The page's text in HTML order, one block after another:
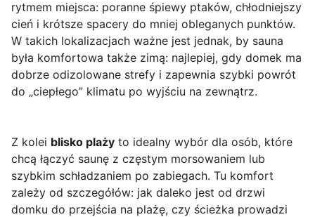
rytmem miejsca: poranne śpiewy ptaków, chłodniejszy
cień i krótsze spacery do mniej obleganych punktów.
W takich lokalizacjach ważne jest jednak, by sauna
była komfortowa także zimą: najlepiej, gdy domek ma
dobrze odizolowane strefy i zapewnia szybki powrót
do „ciepłego” klimatu po wyjściu na zewnątrz.
Z kolei blisko plaży to idealny wybór dla osób, które
chcą łączyć saunę z częstym morsowaniem lub
szybkim schładzaniem po zabiegach. Tu komfort
zależy od szczegółów: jak daleko jest od drzwi
domku do przejścia na plażę, czy ścieżka prowadzi